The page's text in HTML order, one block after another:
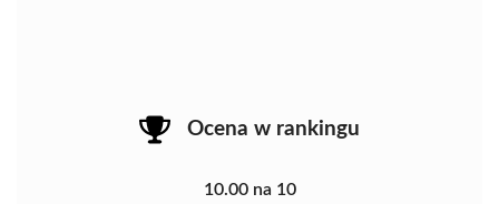
Ocena w rankingu
10.00 na 10